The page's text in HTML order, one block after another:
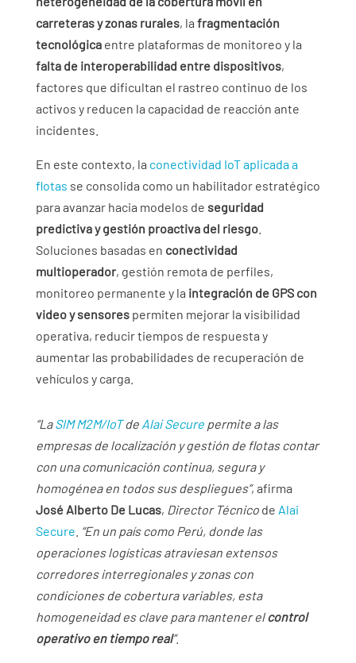
carreteras y zonas rurales, la fragmentación
tecnológicaentre plataformas de monitoreo y la
falta de interoperabilidad entre dispositivos,
factores que dificultan el rastreo continuo de los
activos y reducen la capacidad de reacción ante
incidentes.
En este contexto, la conectividad IoT aplicada a
flotas se consolida como un habilitador estratégico
para avanzar hacia modelos de seguridad
predictiva y gestión proactiva del riesgo.
Soluciones basadas en conectividad
multioperador, gestión remota de perfiles,
monitoreo permanente y la integración de GPS con
video y sensorespermiten mejorar la visibilidad
operativa, reducir tiempos de respuesta y
aumentar las probabilidades de recuperación de
vehículos y carga.
“LaSIM M2M/IoTde Alai Securepermite a las
empresas de localización y gestión de flotas contar
con una comunicación continua, segura y
homogénea en todos sus despliegues”, afirma
José Alberto De Lucas, Director Técnicode Alai
Secure “En un país como Perú, donde las
operaciones logísticas atraviesan extensos
corredores interregionales y zonas con
condiciones de cobertura variables, esta
homogeneidad es clave para mantener elcontrol
operativo en tiempo real”.